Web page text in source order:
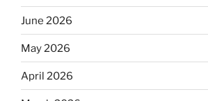
June 2026
May 2026
April 2026